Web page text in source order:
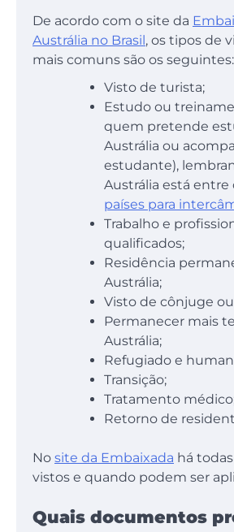
De acordo com o site da
Austrália no Brasil, os tipos de
mais comuns são os seguintes:
Visto de turista;
Estudo ou
quem pretende
Austrália ou
estudante),
Austrália está entre
países para
Trabalho e
qualificados;
Residência
Austrália;
Visto de cônjuge
Permanecer mais
Austrália;
Refugiado e
Transição;
Tratamento
Retorno de
No site da Embaixada há
vistos e quando podem ser
Quais documentos